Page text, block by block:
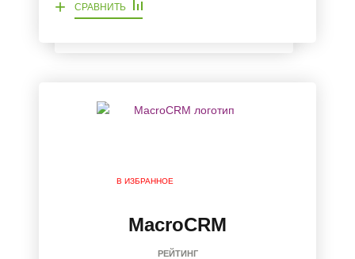
+ СРАВНИТЬ
В ИЗБРАННОЕ
MacroCRM
РЕЙТИНГ